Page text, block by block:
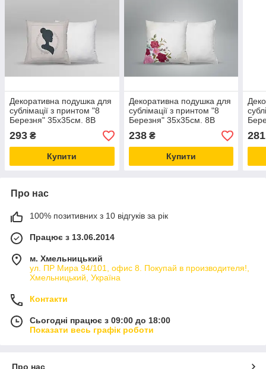
Декоративна подушка для
сублімації з принтом "8
Березня" 35х35см. 8В
5910
293 ₴
Купити
Декоративна подушка для
сублімації з принтом "8
Березня" 35х35см. 8В
5949
238₴
Купити
281
Про нас
100% позитивних з 10 відгуків за рік
Працює з 13.06.2014
м. Хмельницький
ул. ПР Мира 94/101, офис 8. Покупай в производителя!,
Хмельницький, Україна
Контакти
Сьогодні працює з 09:00 до 18:00
Показати весь графік роботи
Про нас